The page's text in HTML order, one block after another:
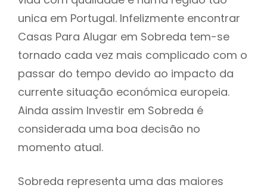
unica em Portugal. Infelizmente encontrar
Casas Para Alugar em Sobreda tem-se
tornado cada vez mais complicado com o
passar do tempo devido ao impacto da
currente situação económica europeia.
Ainda assim Investir em Sobreda é
considerada uma boa decisão no
momento atual.
Sobreda representa uma das maiores